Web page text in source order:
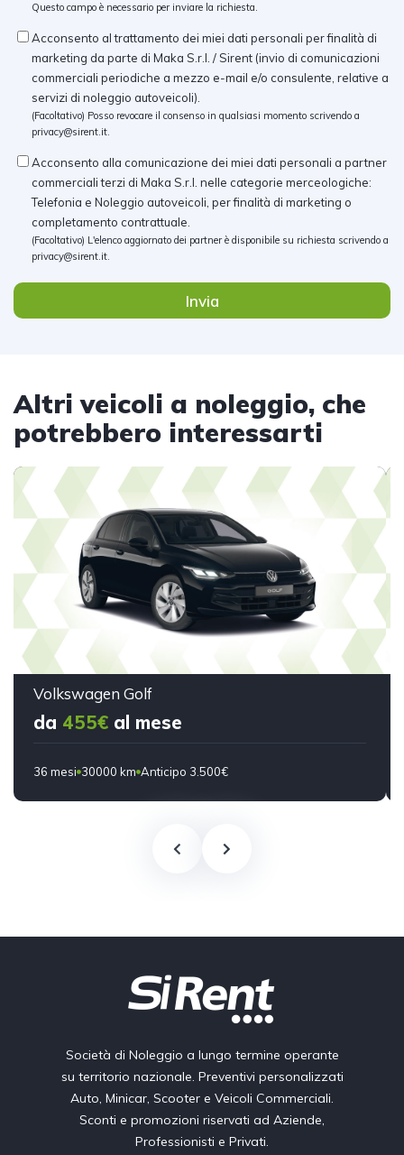
Questo campo è necessario per inviare la richiesta.
Acconsento al trattamento dei miei dati personali per finalità di
marketing da parte di Maka S.r.l. / Sirent (invio di comunicazioni
commerciali periodiche a mezzo e-mail e/o consulente, relative a
servizi di noleggio autoveicoli).
(Facoltativo) Posso revocare il consenso in qualsiasi momento scrivendo a
privacy@sirent.it.
Acconsento alla comunicazione dei miei dati personali a partner
commerciali terzi di Maka S.r.l. nelle categorie merceologiche:
Telefonia e Noleggio autoveicoli, per finalità di marketing o
completamento contrattuale.
(Facoltativo) L'elenco aggiornato dei partner è disponibile su richiesta scrivendo a
privacy@sirent.it.
Invia
Altri veicoli a noleggio, che
potrebbero interessarti
Volkswagen Golf
da 455€ al mese
36 mesi 30000 km Anticipo 3.500€
Società di Noleggio a lungo termine operante
su territorio nazionale. Preventivi personalizzati
Auto, Minicar, Scooter e Veicoli Commerciali.
Sconti e promozioni riservati ad Aziende,
Professionisti e Privati.